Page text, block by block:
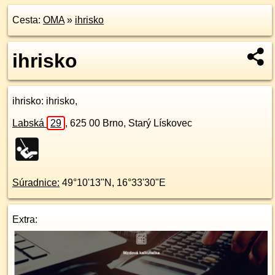
Cesta: OMA» ihrisko
ihrisko
ihrisko: ihrisko,
Labská 29 , 625 00 Brno, Starý Lískovec
Súradnice: 49°10'13"N , 16°33'30"E
Extra: